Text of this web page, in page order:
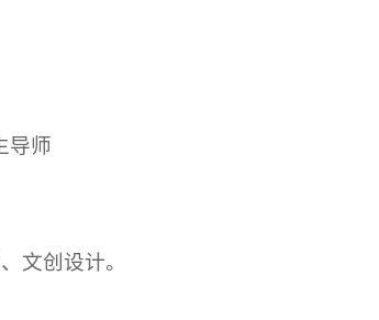
导师
文创设计。